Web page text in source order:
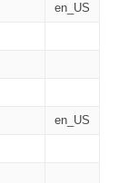
en_US
en_US